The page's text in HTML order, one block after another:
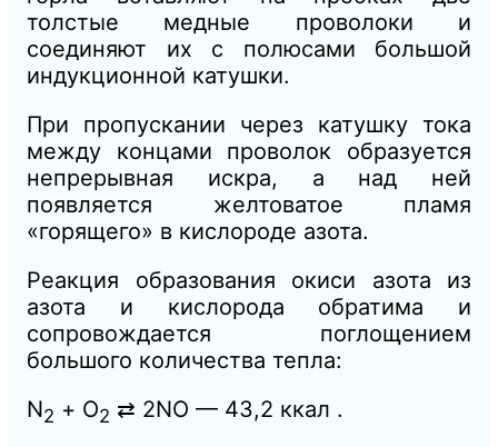
толстые медные проволоки и
соединяют их с полюсами большой
индукционной катушки.
При пропускании через катушку тока
между концами проволок образуется
непрерывная искра, а над ней
появляется желтоватое пламя
«горящего» в кислороде азота.
Реакция образования окиси азота из
азота и кислорода обратима и
сопровождается поглощением
большого количества тепла:
N2 + О2 ⇄ 2NO — 43,2 ккал .